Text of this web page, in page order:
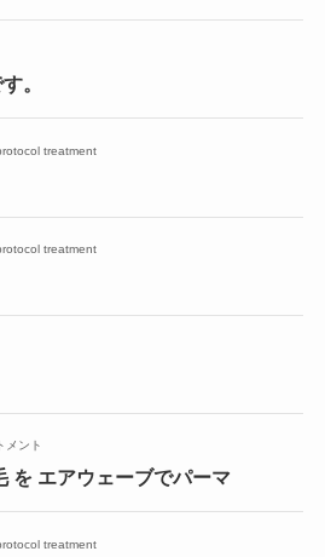
。
treatment
treatment
メント
を エアウェーブでパーマ
treatment